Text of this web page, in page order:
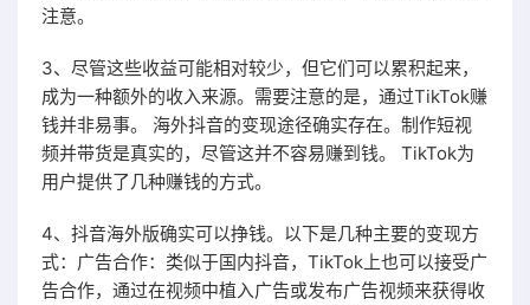
注意。
3、尽管这些收益可能相对较少，但它们可以累积起来，
成为一种额外的收入来源。需要注意的是，通过TikTok赚
钱并非易事。 海外抖音的变现途径确实存在。制作短视
频并带货是真实的，尽管这并不容易赚到钱。 TikTok为
用户提供了几种赚钱的方式。
4、抖音海外版确实可以挣钱。以下是几种主要的变现方
式：广告合作：类似于国内抖音，TikTok上也可以接受广
告合作，通过在视频中植入广告或发布广告视频来获得收